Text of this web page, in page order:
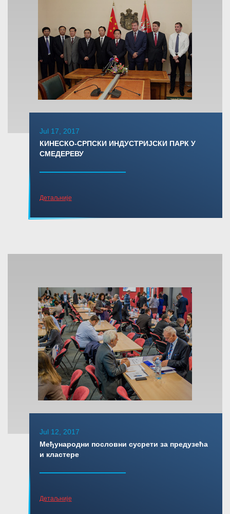
Jul 17, 2017
КИНЕСКО-СРПСКИ ИНДУСТРИЈСКИ ПАРК У
СМЕДЕРЕВУ
Детаљније
Jul 12, 2017
Међународни пословни сусрети за предузећа
и кластере
Детаљније